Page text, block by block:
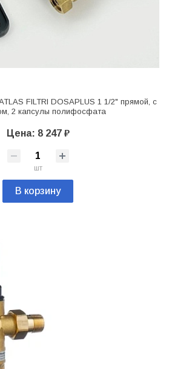
FILTRI DOSAPLUS 1 1/2" прямой, с
2 капсулы полифосфата
Цена: 8 247 ₽
шт
В корзину